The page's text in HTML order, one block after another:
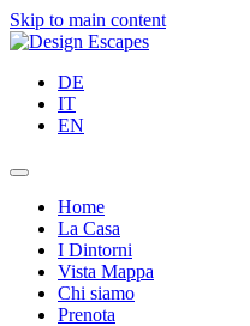
Skip to main content
DE
IT
EN
Home
La Casa
I Dintorni
Vista Mappa
Chi siamo
Prenota